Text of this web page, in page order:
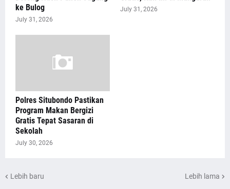
ke Bulog
July 31, 2026
July 31, 2026
Polres Situbondo Pastikan
Program Makan Bergizi
Gratis Tepat Sasaran di
Sekolah
July 30, 2026
Lebih baru Lebih lama